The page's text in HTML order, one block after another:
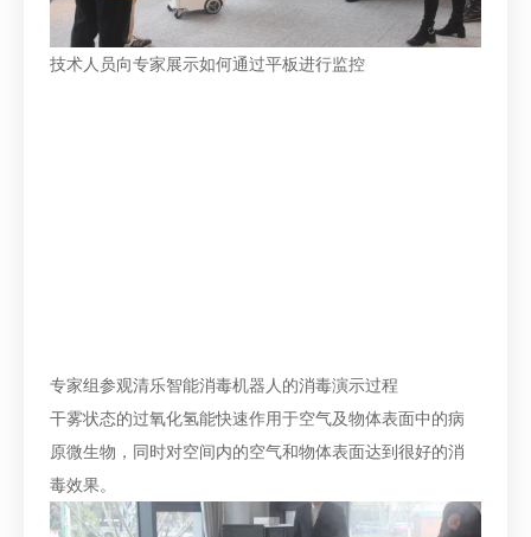
技术人员向专家展示如何通过平板进行监控
专家组参观清乐智能消毒机器人的消毒演示过程
干雾状态的过氧化氢能快速作用于空气及物体表面中的病
原微生物，同时对空间内的空气和物体表面达到很好的消
毒效果。